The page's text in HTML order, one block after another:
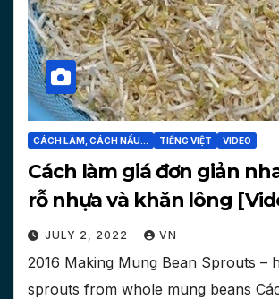
CÁCH LÀM, CÁCH NẤU... TIẾNG VIỆT VIDEO
Cách làm giá đơn giản
rỗ nhựa và khăn lông
JULY 2, 2022 VN
2016 Making Mung Bean Sprouts –
sprouts from whole mung beans